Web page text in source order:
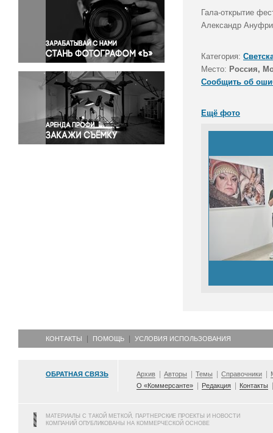
Политика
Правосудие
Происшествия и конфликты
Религия
Светская жизнь
Спорт
Экология
Экономика и бизнес
Гала-открытие
Александр
Категория:
Место: Россия,
Сообщить об
Ещё фото
КОНТАКТЫ ПОМОЩЬ УСЛОВИЯ ИСПОЛЬЗОВАНИЯ
ОБРАТНАЯ СВЯЗЬ Архив Авторы Темы Справочники
О «Коммерсанте»
Редакция Контакты
МАТЕРИАЛЫ С ТАКОЙ МЕТКОЙ, ПАРТНЕРСКИЕ ПРОЕКТЫ И НОВОСТИ
КОМПАНИЙ ОПУБЛИКОВАНЫ НА КОММЕРЧЕСКОЙ ОСНОВЕ